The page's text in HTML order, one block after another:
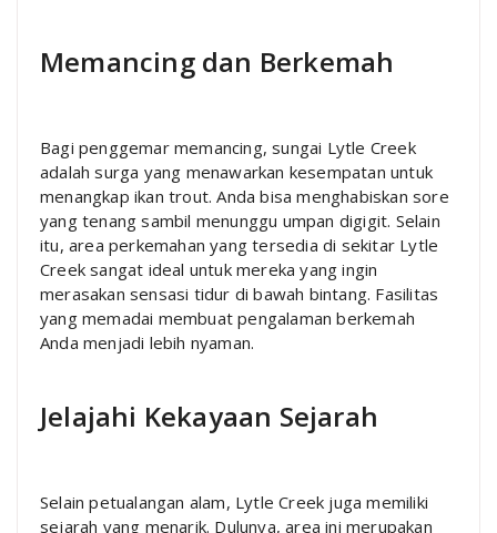
Memancing dan Berkemah
Bagi penggemar memancing, sungai Lytle Creek
adalah surga yang menawarkan kesempatan untuk
menangkap ikan trout. Anda bisa menghabiskan sore
yang tenang sambil menunggu umpan digigit. Selain
itu, area perkemahan yang tersedia di sekitar Lytle
Creek sangat ideal untuk mereka yang ingin
merasakan sensasi tidur di bawah bintang. Fasilitas
yang memadai membuat pengalaman berkemah
Anda menjadi lebih nyaman.
Jelajahi Kekayaan Sejarah
Selain petualangan alam, Lytle Creek juga memiliki
sejarah yang menarik. Dulunya, area ini merupakan